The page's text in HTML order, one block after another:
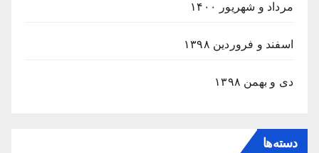
مرداد و شهریور ۱۴۰۰
اسفند و فروردین ۱۳۹۸
دی و بهمن ۱۳۹۸
دسته‌ها